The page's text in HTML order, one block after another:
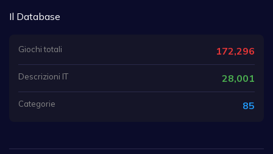
Il Database
Giochi totali 172,296
Descrizioni IT 28,001
Categorie 85